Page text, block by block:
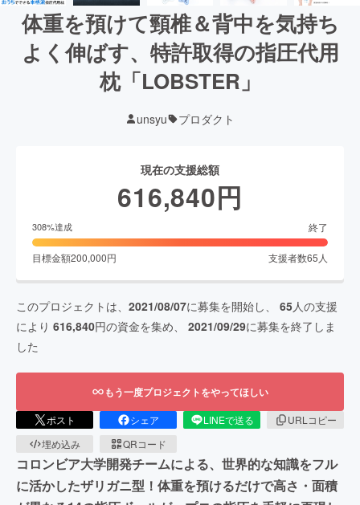
体重を預けて頸椎＆背中を気持ち
よく伸ばす、特許取得の指圧代用
枕「LOBSTER」
unsyu プロダクト
現在の支援総額
616,840円
308%達成 終了
目標金額200,000円 支援者数65 人
このプロジェクトは、 2021/08/07に募集を開始し、 65人の支援
により 616,840円の資金を集め、 2021/09/29に募集を終了しま
した
もう一度プロジェクトをやってほしい
ポスト シェア LINEで送る
URLコピー
埋め込み
QRコード
コロンビア大学開発チームによる、世界的な知識をフル
に活かしたザリガニ型！体重を預けるだけで高さ・面積